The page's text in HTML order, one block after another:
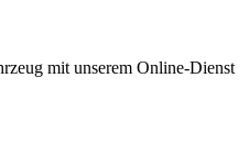
mit unserem Online-Dienst